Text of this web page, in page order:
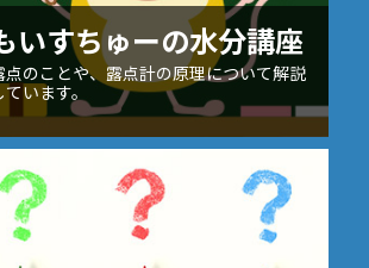
いすちゅーの水分講座
点のことや、露点計の原理について解説
ています。